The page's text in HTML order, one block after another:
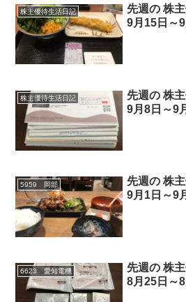
株主優待生活日記
先週の 株
9月15日～
株主優待生活日記
先週の 株
9月8日～9
5959 岡部
先週の 株
9月1日～9
6623 愛知電機
先週の 株
8月25日～